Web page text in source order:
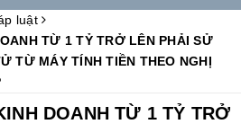
DỊCH VỤ PHÁP LÝ
luật
TỪ 1 TỶ TRỞ LÊN PHẢI SỬ
TỪ MÁY TÍNH TIỀN THEO NGHỊ
DOANH TỪ 1 TỶ TRỞ